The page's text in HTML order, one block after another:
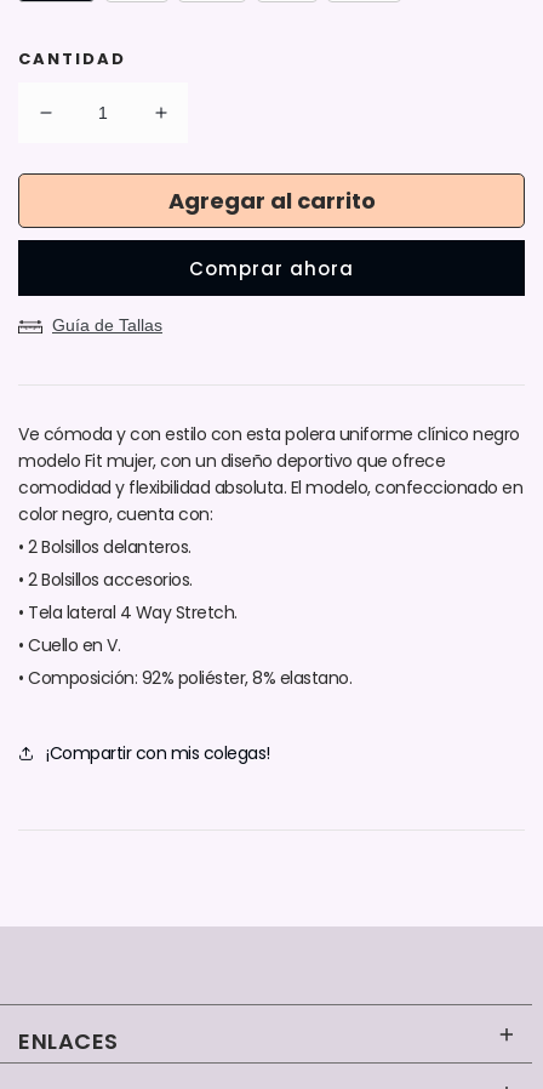
CANTIDAD
Reducir
para
Modelo
Mujer
Aumentar
para
Polera
Modelo
Negra
Mujer
Agregar al carrito
Comprar ahora
Guía de Tallas
Ve cómoda y con estilo con esta polera uniforme clínico negro
modelo Fit mujer, con un diseño deportivo que ofrece
comodidad y flexibilidad absoluta. El modelo, confeccionado en
color negro, cuenta con:
• 2 Bolsillos delanteros.
• 2 Bolsillos accesorios.
• Tela lateral 4 Way Stretch.
• Cuello en V.
• Composición: 92% poliéster, 8% elastano.
¡Compartir con mis colegas!
ENLACES